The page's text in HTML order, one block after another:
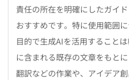
責任の所在を明確にしたガイ
おすすめです。特に使用範囲
目的で生成AIを活用すること
に含まれる既存の文章をもと
翻訳などの作業や、アイデア